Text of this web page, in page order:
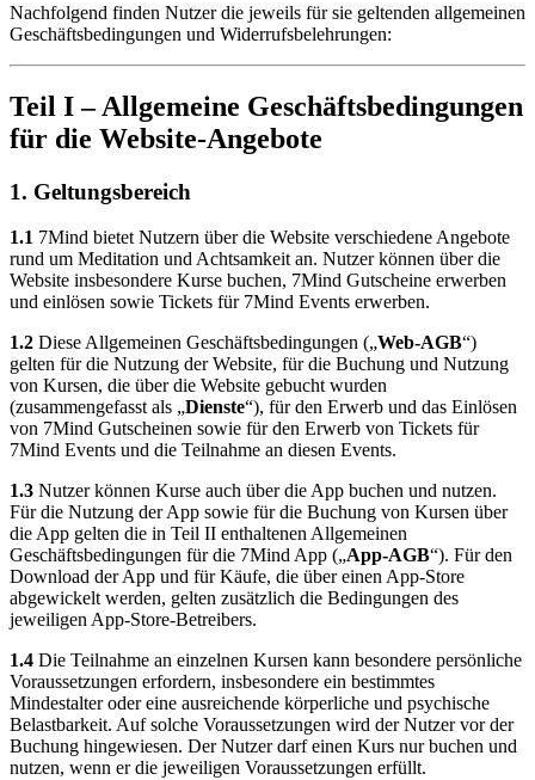
Nachfolgend finden Nutzer die jeweils für sie geltenden allgemeinen
Geschäftsbedingungen und Widerrufsbelehrungen:
Teil I – Allgemeine Geschäftsbedingungen
für die Website-Angebote
1. Geltungsbereich
1.1 7Mind bietet Nutzern über die Website verschiedene Angebote
rund um Meditation und Achtsamkeit an. Nutzer können über die
Website insbesondere Kurse buchen, 7Mind Gutscheine erwerben
und einlösen sowie Tickets für 7Mind Events erwerben.
1.2 Diese Allgemeinen Geschäftsbedingungen („Web-AGB“)
gelten für die Nutzung der Website, für die Buchung und Nutzung
von Kursen, die über die Website gebucht wurden
(zusammengefasst als „Dienste“), für den Erwerb und das Einlösen
von 7Mind Gutscheinen sowie für den Erwerb von Tickets für
7Mind Events und die Teilnahme an diesen Events.
1.3 Nutzer können Kurse auch über die App buchen und nutzen.
Für die Nutzung der App sowie für die Buchung von Kursen über
die App gelten die in Teil II enthaltenen Allgemeinen
Geschäftsbedingungen für die 7Mind App („App-AGB“). Für den
Download der App und für Käufe, die über einen App-Store
abgewickelt werden, gelten zusätzlich die Bedingungen des
jeweiligen App-Store-Betreibers.
1.4 Die Teilnahme an einzelnen Kursen kann besondere persönliche
Voraussetzungen erfordern, insbesondere ein bestimmtes
Mindestalter oder eine ausreichende körperliche und psychische
Belastbarkeit. Auf solche Voraussetzungen wird der Nutzer vor der
Buchung hingewiesen. Der Nutzer darf einen Kurs nur buchen und
nutzen, wenn er die jeweiligen Voraussetzungen erfüllt.